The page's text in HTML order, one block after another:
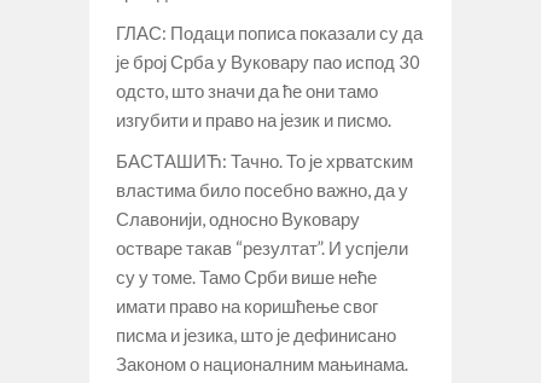
ГЛАС: Подаци пописа показали су да
је број Срба у Вуковару пао испод 30
одсто, што значи да ће они тамо
изгубити и право на језик и писмо.
БАСТАШИЋ: Тачно. То је хрватским
властима било посебно важно, да у
Славонији, односно Вуковару
остваре такав “резултат”. И успјели
су у томе. Тамо Срби више неће
имати право на коришћење свог
писма и језика, што је дефинисано
Законом о националним мањинама.